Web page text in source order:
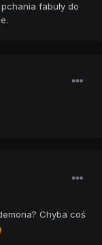
fabuły do
Chyba coś